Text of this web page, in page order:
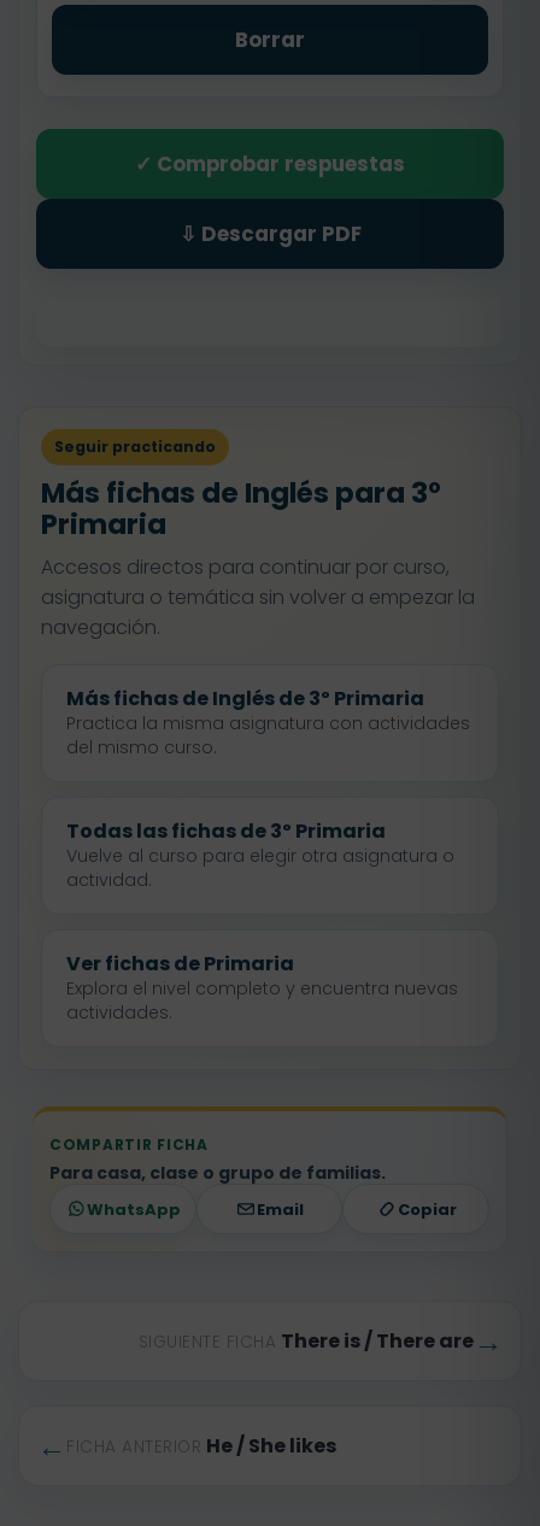
Borrar
✓ Comprobar respuestas
⇩ Descargar PDF
Seguir practicando
Más fichas de Inglés para 3º
Primaria
Accesos directos para continuar por curso,
asignatura o temática sin volver a empezar la
navegación.
Más fichas de Inglés de 3º Primaria
Practica la misma asignatura con actividades
del mismo curso.
Todas las fichas de 3º Primaria
Vuelve al curso para elegir otra asignatura o
actividad.
Ver fichas de Primaria
Explora el nivel completo y encuentra nuevas
actividades.
COMPARTIR FICHA
Para casa, clase o grupo de familias.
WhatsApp Email Copiar
← FICHA ANTERIOR He / She likes
SIGUIENTE FICHA There is / There are →